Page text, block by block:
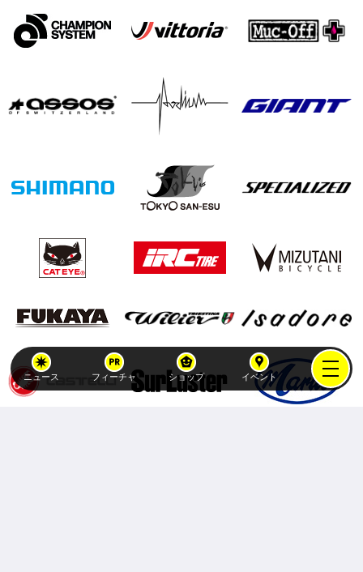
ニュース フィーチャ ショップ イベント